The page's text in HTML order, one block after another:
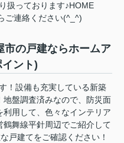
扱っております♪HOME
ご連絡ください(^_^)
市の戸建ならホームア
ント)
！設備も充実している新築
地盤調査済みなので、防災面
用して、色々なインテリア
舞線平針周辺でご紹介して
戸建てをご確認ください！